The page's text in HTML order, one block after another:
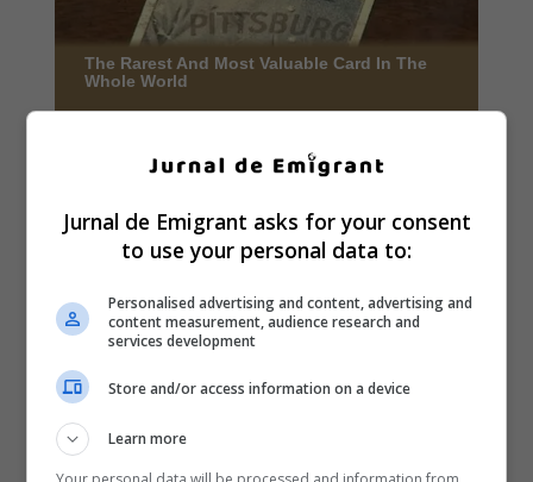
Jurnal de Emigrant asks for your consent
to use your personal data to:
Personalised advertising and content, advertising and
content measurement, audience research and
services development
Store and/or access information on a device
Learn more